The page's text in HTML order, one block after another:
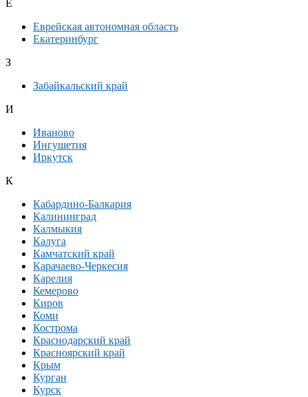
Е
Еврейская автономная область
Екатеринбург
З
Забайкальский край
И
Иваново
Ингушетия
Иркутск
К
Кабардино-Балкария
Калининград
Калмыкия
Калуга
Камчатский край
Карачаево-Черкесия
Карелия
Кемерово
Киров
Коми
Кострома
Краснодарский край
Красноярский край
Крым
Курган
Курск